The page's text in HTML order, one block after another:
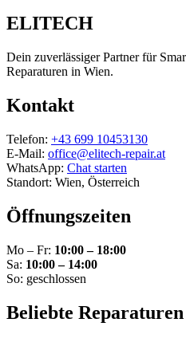
ELITECH
Dein zuverlässiger Partner für
Reparaturen in Wien.
Kontakt
Telefon: +43 699 10453130
E-Mail: office@elitech-repair.at
WhatsApp: Chat starten
Standort: Wien, Österreich
Öffnungszeiten
Mo – Fr: 10:00 – 18:00
Sa: 10:00 – 14:00
So: geschlossen
Beliebte Reparaturen